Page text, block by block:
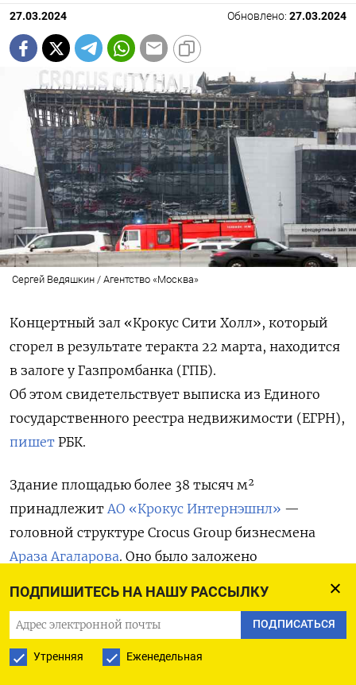
ПОДПИШИТЕСЬ НА НАШУ РАССЫЛКУ
ПОДПИСАТЬСЯ
Утренняя Еженедельная
27.03.2024 Обновлено: 27.03.2024
Сергей Ведяшкин / Агентство «Москва»
Концертный зал «Крокус Сити Холл», который
сгорел в результате теракта 22 марта, находится
в залоге у Газпромбанка (ГПБ).
Об этом свидетельствует выписка из Единого
государственного реестра недвижимости (ЕГРН),
пишет РБК.
Здание площадью более 38 тысяч м²
принадлежит АО «Крокус Интернэшнл» —
головной структуре Crocus Group бизнесмена
Араза Агаларова. Оно было заложено
обременение на недвижимость действует
до 24 декабря 2032 года.
В залог Газпромбанку концертная площадка